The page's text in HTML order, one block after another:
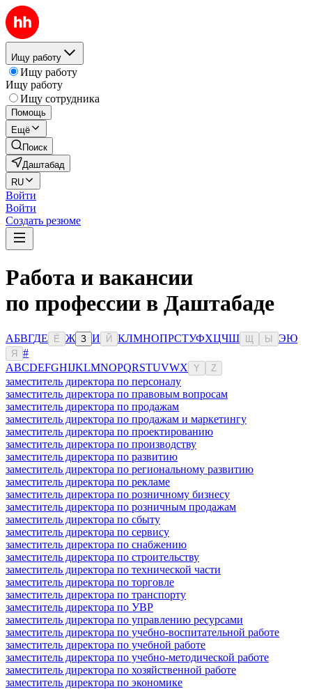
Ищу работу
Ищу работу
Ищу работу
Ищу сотрудника
Помощь
Ещё
Поиск
Даштабад
RU
Войти
Войти
Создать резюме
Работа и вакансии
по профессии в Даштабаде
АБВГДЕ Ё Ж З И Й КЛМНОПРСТУФХЦЧШ Ы ЭЮ
Я
#
ABCDEFGHIJKLMNOPQRSTUVWX Y Z
заместитель директора по персоналу
заместитель директора по правовым вопросам
заместитель директора по продажам
заместитель директора по продажам и маркетингу
заместитель директора по проектированию
заместитель директора по производству
заместитель директора по развитию
заместитель директора по региональному развитию
заместитель директора по рекламе
заместитель директора по розничному бизнесу
заместитель директора по розничным продажам
заместитель директора по сбыту
заместитель директора по сервису
заместитель директора по снабжению
заместитель директора по строительству
заместитель директора по технической части
заместитель директора по торговле
заместитель директора по транспорту
заместитель директора по УВР
заместитель директора по управлению ресурсами
заместитель директора по учебно-воспитательной работе
заместитель директора по учебной работе
заместитель директора по учебно-методической работе
заместитель директора по хозяйственной работе
заместитель директора по экономике